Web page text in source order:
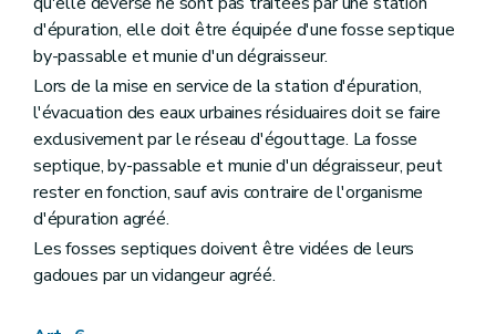
d'épuration, elle doit être équipée d'une fosse septique
by-passable et munie d'un dégraisseur.
Lors de la mise en service de la station d'épuration,
l'évacuation des eaux urbaines résiduaires doit se faire
exclusivement par le réseau d'égouttage. La fosse
septique, by-passable et munie d'un dégraisseur, peut
rester en fonction, sauf avis contraire de l'organisme
d'épuration agréé.
Les fosses septiques doivent être vidées de leurs
gadoues par un vidangeur agréé.